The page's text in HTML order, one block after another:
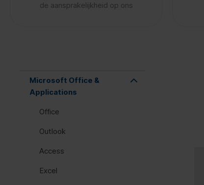
de aansprakelijkheid op ons
Microsoft Office &
Applications
Office
Outlook
Access
Excel